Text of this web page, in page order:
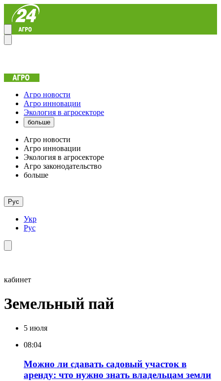
Агро новости
Агро инновации
Экология в агросекторе
больше
Агро новости
Агро инновации
Экология в агросекторе
Агро законодательство
больше
Рус
Укр
Рус
кабинет
Земельный пай
5 июля
08:04
Можно ли сдавать садовый участок в
аренду: что нужно знать владельцам земли